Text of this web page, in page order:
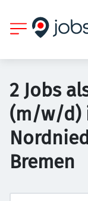
2 Jobs
(m/w/d)
Bremen